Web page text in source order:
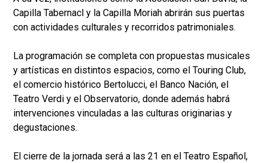
Capilla Tabernacl y la Capilla Moriah abrirán sus puertas
con actividades culturales y recorridos patrimoniales.
La programación se completa con propuestas musicales
y artísticas en distintos espacios, como el Touring Club,
el comercio histórico Bertolucci, el Banco Nación, el
Teatro Verdi y el Observatorio, donde además habrá
intervenciones vinculadas a las culturas originarias y
degustaciones.
El cierre de la jornada será a las 21 en el Teatro Español,